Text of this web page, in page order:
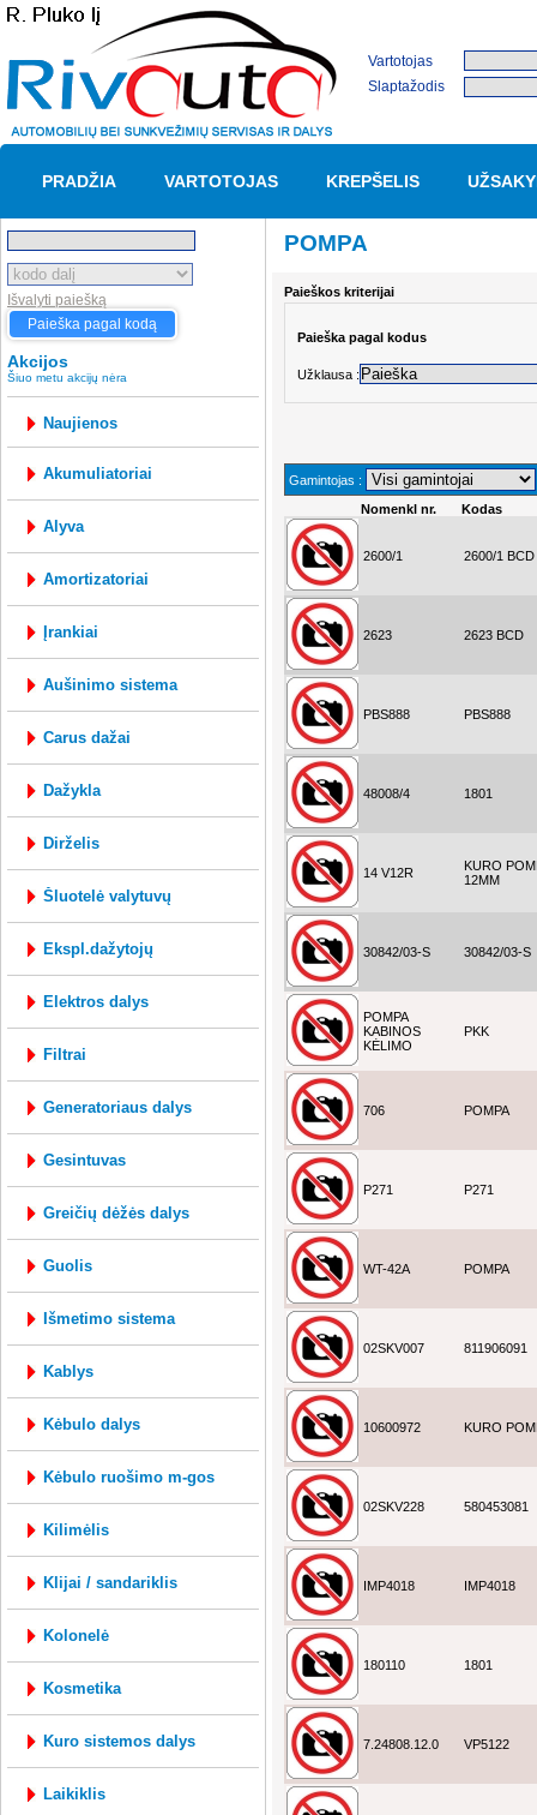
Vartotojas
Slaptažodis
PRADŽIA VARTOTOJAS KREPŠELIS
Išvalyti paiešką
Paieška pagal kodą
Akcijos
Šiuo metu akcijų nėra
Naujienos
akumuliatoriai
alyva
amortizatoriai
įrankiai
aušinimo sistema
carus dažai
dažykla
dirželis
šluotelė valytuvų
ekspl.dažytojų
elektros dalys
filtrai
generatoriaus dalys
gesintuvas
greičių dėžės dalys
guolis
išmetimo sistema
kablys
kėbulo dalys
kėbulo ruošimo m-gos
kilimėlis
klijai / sandariklis
kolonelė
kosmetika
kuro sistemos dalys
laikiklis
POMPA
Paieškos kriterijai
Paieška pagal kodus
Užklausa :
Gamintojas :
Nomenkl nr.
Kodas
2600/1 2600/1 BCD
2623 2623 BCD
PBS888 PBS888
48008/4 1801
14 V12R
KURO
12MM
30842/03-S 30842/03-S
POMPA
KABINOS
KĖLIMO
PKK
706 POMPA
P271 P271
WT-42A POMPA
02SKV007 811906091
10600972 KURO
02SKV228 580453081
IMP4018 IMP4018
180110 1801
7.24808.12.0 VP5122